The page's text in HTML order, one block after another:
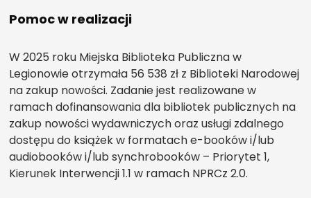
Pomoc w realizacji
W 2025 roku Miejska Biblioteka Publiczna w
Legionowie otrzymała 56 538 zł z Biblioteki Narodowej
na zakup nowości. Zadanie jest realizowane w
ramach dofinansowania dla bibliotek publicznych na
zakup nowości wydawniczych oraz usługi zdalnego
dostępu do książek w formatach e-booków i/lub
audiobooków i/lub synchrobooków – Priorytet 1,
Kierunek Interwencji 1.1 w ramach NPRCz 2.0.